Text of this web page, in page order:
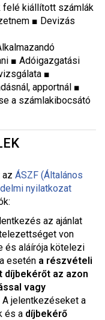
felé kiállított számlák
■ Devizás
■ Adóigazgatási
■
apportnál ■
a számlakibocsátó
z ÁSZF (Általános
nyilatkozat
az ajánlat
von
és aláírója kötelezi
esetén a részvételi
az azon
vagy
A jelentkezéseket a
és a díjbekérő